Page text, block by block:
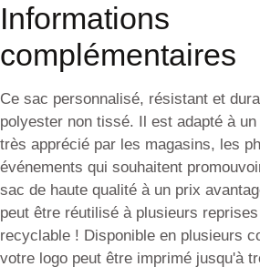
Informations
complémentaires
Ce sac personnalisé, résistant et
polyester non tissé. Il est adapté à
très apprécié par les magasins, les
événements qui souhaitent
sac de haute qualité à un prix
peut être réutilisé à plusieurs
recyclable ! Disponible en plusieurs
votre logo peut être imprimé jusqu'à